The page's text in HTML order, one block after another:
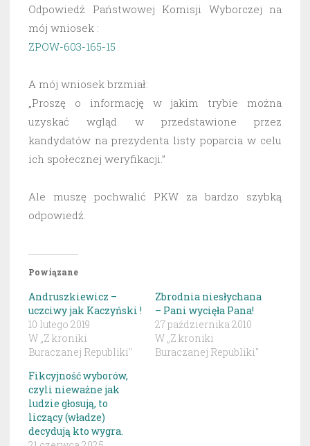
Odpowiedź Państwowej Komisji Wyborczej na
mój wniosek :
ZPOW-603-165-15
A mój wniosek brzmiał:
„Proszę o informację w jakim trybie można
uzyskać wgląd w przedstawione przez
kandydatów na prezydenta listy poparcia w celu
ich społecznej weryfikacji.”
Ale muszę pochwalić PKW za bardzo szybką
odpowiedź.
Powiązane
Andruszkiewicz –
uczciwy jak Kaczyński !
10 lutego 2019
W „Z kroniki
Buraczanej Republiki"
Zbrodnia niesłychana
– Pani wycięła Pana!
27 października 2010
W „Z kroniki
Buraczanej Republiki"
Fikcyjność wyborów,
czyli nieważne jak
ludzie głosują, to
liczący (władze)
decydują kto wygra.